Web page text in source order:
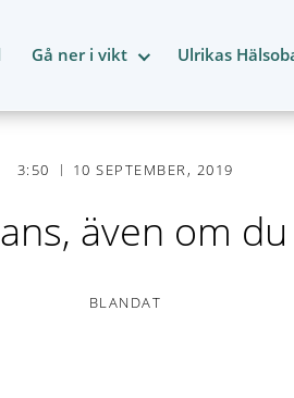
Gå ner i vikt Ulrikas
3:50 10 SEPTEMBER, 2019
även om
BLANDAT